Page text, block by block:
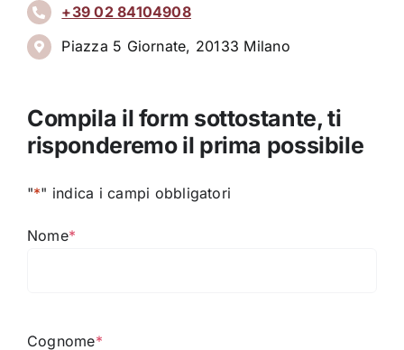
+39 02 84104908
Piazza 5 Giornate, 20133 Milano
Compila il form sottostante, ti
risponderemo il prima possibile
"*" indica i campi obbligatori
Nome*
Cognome*